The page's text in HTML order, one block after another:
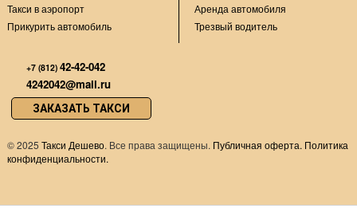
Такси в аэропорт
Прикурить автомобиль
Аренда автомобиля
Трезвый водитель
+7 (812) 42-42-042
4242042@mail.ru
ЗАКАЗАТЬ ТАКСИ
©2025 Такси Дешево. Все права защищены. Публичная оферта. Политика
конфиденциальности.